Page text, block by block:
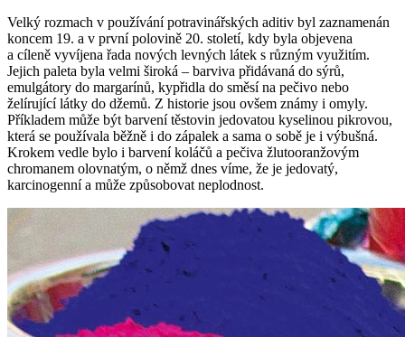
Velký rozmach v používání potravinářských aditiv byl zaznamenán
koncem 19. a v první polovině 20. století, kdy byla objevena
a cíleně vyvíjena řada nových levných látek s různým využitím.
Jejich paleta byla velmi široká – barviva přidávaná do sýrů,
emulgátory do margarínů, kypřidla do směsí na pečivo nebo
želírující látky do džemů. Z historie jsou ovšem známy i omyly.
Příkladem může být barvení těstovin jedovatou kyselinou pikrovou,
která se používala běžně i do zápalek a sama o sobě je i výbušná.
Krokem vedle bylo i barvení koláčů a pečiva žlutooranžovým
chromanem olovnatým, o němž dnes víme, že je jedovatý,
karcinogenní a může způsobovat neplodnost.